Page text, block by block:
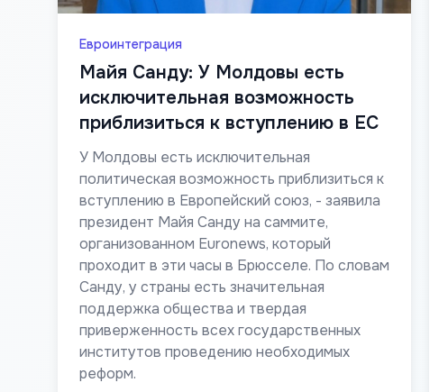
Евроинтеграция
Майя Санду: У Молдовы есть
исключительная возможность
приблизиться к вступлению в ЕС
У Молдовы есть исключительная
политическая возможность приблизиться к
вступлению в Европейский союз, - заявила
президент Майя Санду на саммите,
организованном Euronews, который
проходит в эти часы в Брюсселе. По словам
Санду, у страны есть значительная
поддержка общества и твердая
приверженность всех государственных
институтов проведению необходимых
реформ.